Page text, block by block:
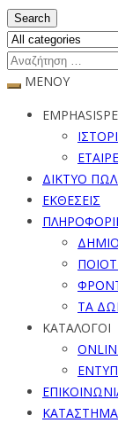
Search
ΜΕΝΟΥ
ΔΙΚΤΥΟ
ΕΚΘΕΣΕΙΣ
ΤΑ
ΚΑΤΑΛΟΓΟΙ
ΚΑΤΑΣΤΗΜΑ